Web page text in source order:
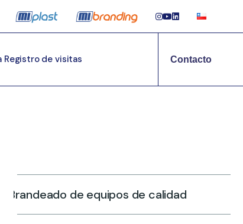
Registro de visitas Contacto
Brandeado de equipos de calidad